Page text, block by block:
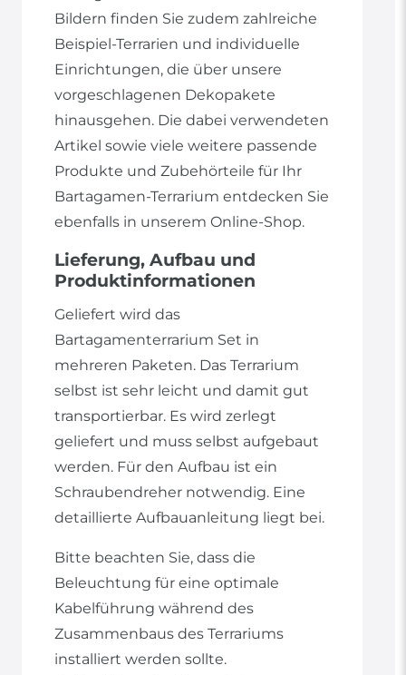
Bildern finden Sie zudem zahlreiche
Beispiel-Terrarien und individuelle
Einrichtungen, die über unsere
vorgeschlagenen Dekopakete
hinausgehen. Die dabei verwendeten
Artikel sowie viele weitere passende
Produkte und Zubehörteile für Ihr
Bartagamen-Terrarium entdecken Sie
ebenfalls in unserem Online-Shop.
Lieferung, Aufbau und
Produktinformationen
Geliefert wird das
Bartagamenterrarium Set in
mehreren Paketen. Das Terrarium
selbst ist sehr leicht und damit gut
transportierbar. Es wird zerlegt
geliefert und muss selbst aufgebaut
werden. Für den Aufbau ist ein
Schraubendreher notwendig. Eine
detaillierte Aufbauanleitung liegt bei.
Bitte beachten Sie, dass die
Beleuchtung für eine optimale
Kabelführung während des
Zusammenbaus des Terrariums
installiert werden sollte.